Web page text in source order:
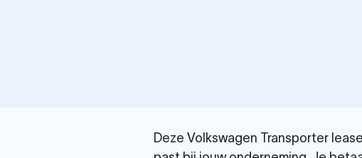
Deze Volkswagen Transporter